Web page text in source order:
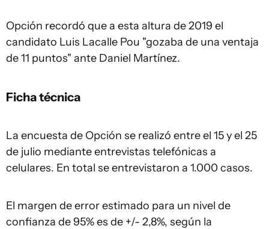
Opción recordó que a esta altura de 2019 el
candidato Luis Lacalle Pou "gozaba de una ventaja
de 11 puntos" ante Daniel Martínez.
Ficha técnica
La encuesta de Opción se realizó entre el 15 y el 25
de julio mediante entrevistas telefónicas a
celulares. En total se entrevistaron a 1.000 casos.
El margen de error estimado para un nivel de
confianza de 95% es de +/- 2,8%, según la